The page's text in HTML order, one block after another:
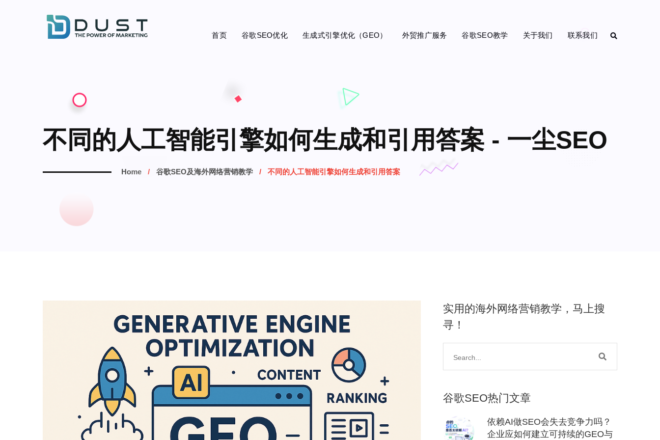
首页 谷歌SEO优化 生成式引擎优化（GEO） 外贸推广服务 谷歌SEO教学 关于我们 联系我们
不同的人工智能引擎如何生成和引用答案 - 一尘SEO
Home 谷歌SEO及海外网络营销教学 不同的人工智能引擎如何生成和引用答案
实用的海外网络营销教学，马上搜
寻！
谷歌SEO热门文章
依赖AI做SEO会失去竞争力吗？
企业应如何建立可持续的GEO与